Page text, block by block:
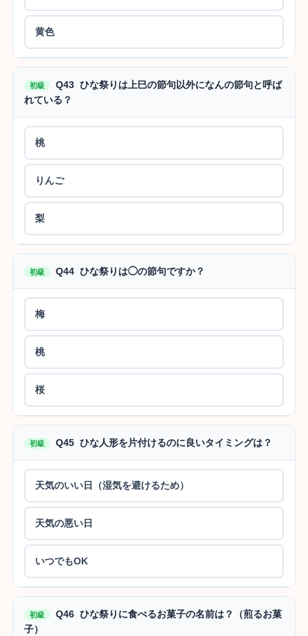
黄色
初級
Q43 ひな祭りは上巳の節句以外になんの節句と呼ば
れている？
桃
りんご
梨
初級 Q44 ひな祭りは◯の節句ですか？
梅
桃
桜
初級 Q45 ひな人形を片付けるのに良いタイミングは？
天気のいい日（湿気を避けるため）
天気の悪い日
いつでもOK
初級
Q46 ひな祭りに食べるお菓子の名前は？（煎るお菓
子）